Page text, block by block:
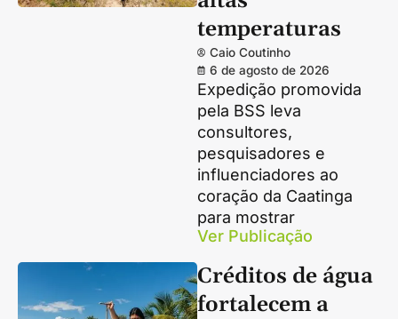
temperaturas
Caio Coutinho
6 de agosto de 2026
Expedição promovida
pela BSS leva
consultores,
pesquisadores e
influenciadores ao
coração da Caatinga
para mostrar
Ver Publicação
Créditos de água
fortalecem a